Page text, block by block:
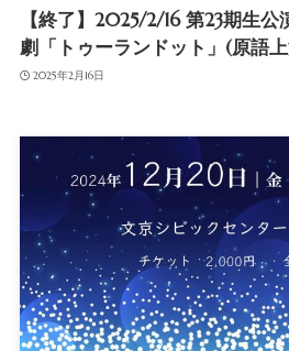
【終了】2025/2/16 第23期生
劇「トゥーランドット」(原語
2025年2月16日